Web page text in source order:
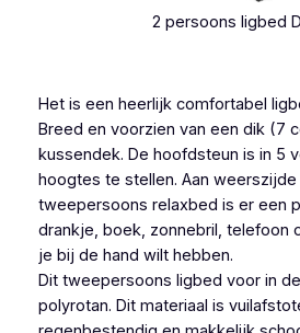
2 persoons ligbed
Het is een heerlijk comfortabel
Breed en voorzien van een dik (7
kussendek. De hoofdsteun is in 5
hoogtes te stellen. Aan weerszijde
tweepersoons relaxbed is er een
drankje, boek, zonnebril, telefoon
je bij de hand wilt hebben.
Dit tweepersoons ligbed voor in
polyrotan. Dit materiaal is